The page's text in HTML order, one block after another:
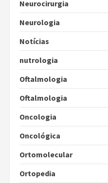
Neurocirurgia
Neurologia
Notícias
nutrologia
Oftalmologia
Oftalmologia
Oncologia
Oncológica
Ortomolecular
Ortopedia